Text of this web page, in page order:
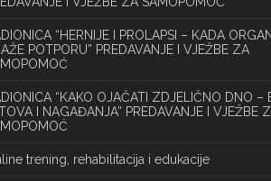
“HERNIJE I PROLAPSI – KADA ORGANI
POTPORU” PREDAVANJE I VJEŽBE ZA
“KAKO OJAČATI ZDJELIČNO DNO –
I NAGAĐANJA” PREDAVANJE I VJEŽBE
trening, rehabilitacija i edukacije